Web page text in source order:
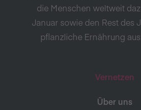
die Menschen weltweit
Januar sowie den Rest des
pflanzliche Ernährung
Vernetzen
Über uns